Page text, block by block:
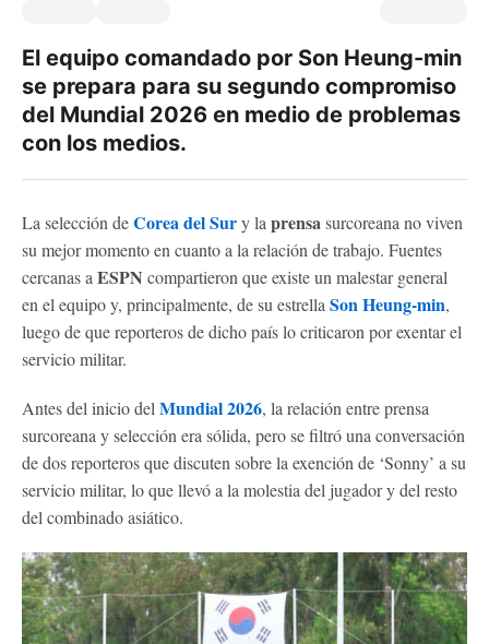
El equipo comandado por Son Heung-min
se prepara para su segundo compromiso
del Mundial 2026 en medio de problemas
con los medios.
La selección deCorea del Sury la prensasurcoreana no viven
su mejor momento en cuanto a la relación de trabajo. Fuentes
cercanas a ESPN compartieron que existe un malestar general
en el equipo y, principalmente, de su estrella Son Heung-min,
luego de que reporteros de dicho país lo criticaron por exentar el
servicio militar.
Antes del inicio del Mundial 2026, la relación entre prensa
surcoreana y selección era sólida, pero se filtró una conversación
de dos reporteros que discuten sobre la exención de ‘Sonny’ a su
servicio militar, lo que llevó a la molestia del jugador y del resto
del combinado asiático.